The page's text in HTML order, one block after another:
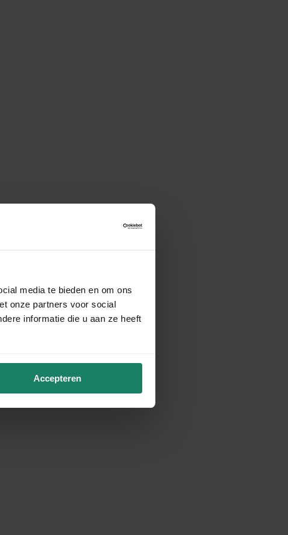
media te bieden en om ons
onze partners voor social
informatie die u aan ze heeft
Accepteren